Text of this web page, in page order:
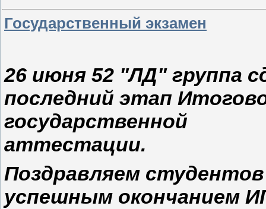
Государственный экзамен
26 июня 52 "ЛД" группа
последний этап
государственной
аттестации.
Поздравляем
успешным окончанием